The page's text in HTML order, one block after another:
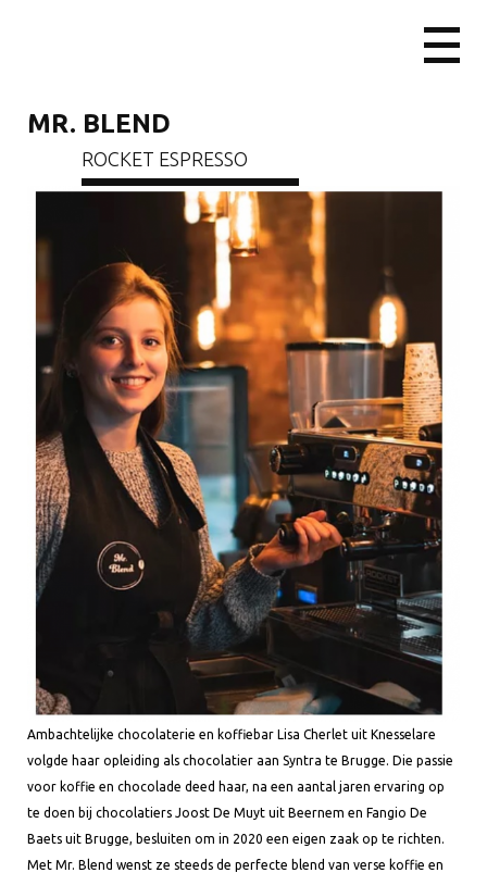
MR. BLEND
ROCKET ESPRESSO
Ambachtelijke chocolaterie en koffiebar Lisa Cherlet uit Knesselare
volgde haar opleiding als chocolatier aan Syntra te Brugge. Die passie
voor koffie en chocolade deed haar, na een aantal jaren ervaring op
te doen bij chocolatiers Joost De Muyt uit Beernem en Fangio De
Baets uit Brugge, besluiten om in 2020 een eigen zaak op te richten.
Met Mr. Blend wenst ze steeds de perfecte blend van verse koffie en